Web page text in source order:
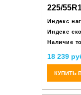
225/
Индекс
Индекс
Наличие
18 239
КУПИТЬ